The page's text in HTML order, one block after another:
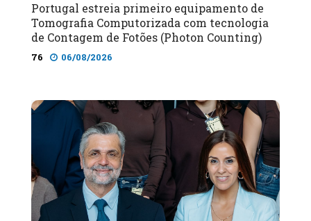
Portugal estreia primeiro equipamento de
Tomografia Computorizada com tecnologia
de Contagem de Fotões (Photon Counting)
76 06/08/2026